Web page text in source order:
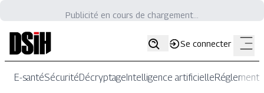
Publicité en cours de chargement...
Se connecter
E-santéSécuritéDécryptageIntelligence artificielle